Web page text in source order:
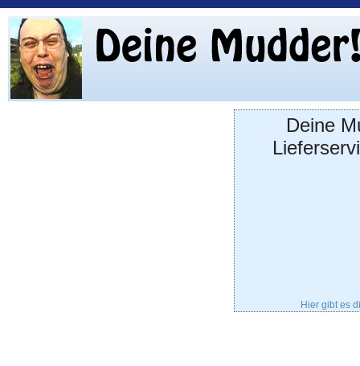
Deine
Hier gibt es